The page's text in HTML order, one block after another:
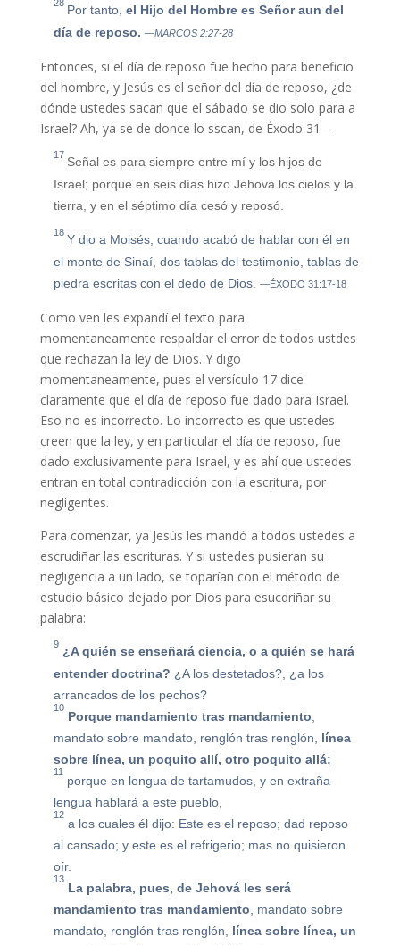
28 Por tanto, el Hijo del Hombre es Señor aun del
día de reposo. —MARCOS 2:27-28
Entonces, si el día de reposo fue hecho para beneficio
del hombre, y Jesús es el señor del día de reposo, ¿de
dónde ustedes sacan que el sábado se dio solo para a
Israel? Ah, ya se de donce lo sscan, de Éxodo 31—
17 Señal es para siempre entre mí y los hijos de
Israel; porque en seis días hizo Jehová los cielos y la
tierra, y en el séptimo día cesó y reposó.
18 Y dio a Moisés, cuando acabó de hablar con él en
el monte de Sinaí, dos tablas del testimonio, tablas de
piedra escritas con el dedo de Dios.
—ÉXODO 31:17-18
Como ven les expandí el texto para
momentaneamente respaldar el error de todos ustdes
que rechazan la ley de Dios. Y digo
momentaneamente, pues el versículo 17 dice
claramente que el día de reposo fue dado para Israel.
Eso no es incorrecto. Lo incorrecto es que ustedes
creen que la ley, y en particular el día de reposo, fue
dado exclusivamente para Israel, y es ahí que ustedes
entran en total contradicción con la escritura, por
negligentes.
Para comenzar, ya Jesús les mandó a todos ustedes a
escrudiñar las escrituras. Y si ustedes pusieran su
negligencia a un lado, se toparían con el método de
estudio básico dejado por Dios para esucdriñar su
palabra:
9 ¿A quién se enseñará ciencia, o a quién se hará
entender doctrina? ¿A los destetados?, ¿a los
arrancados de los pechos?
10
Porque mandamiento tras mandamiento
mandato sobre mandato, renglón tras renglón, línea
sobre línea, un poquito allí, otro poquito allá;
11
porque en lengua de tartamudos, y en extraña
lengua hablará a este pueblo,
12
a los cuales él dijo: Este es el reposo; dad reposo
al cansado; y este es el refrigerio; mas no quisieron
oír.
13
La palabra, pues, de Jehová les será
mandamiento tras mandamiento , mandato sobre
mandato, renglón tras renglón, línea sobre línea, un